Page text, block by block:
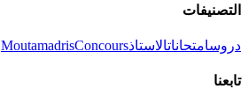
التصنيفات
دروسامتحاناتالاستاذ MoutamadrisConcours
تابعنا